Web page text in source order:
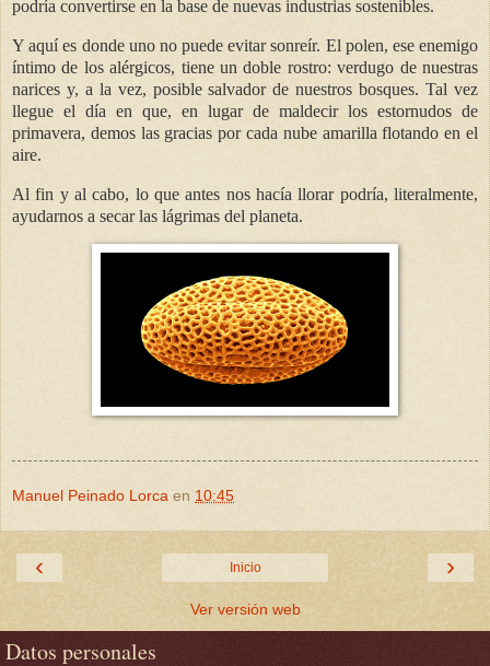
podría convertirse en la base de nuevas industrias sostenibles.
Y aquí es donde uno no puede evitar sonreír. El polen, ese enemigo
íntimo de los alérgicos, tiene un doble rostro: verdugo de nuestras
narices y, a la vez, posible salvador de nuestros bosques. Tal vez
llegue el día en que, en lugar de maldecir los estornudos de
primavera, demos las gracias por cada nube amarilla flotando en el
aire.
Al fin y al cabo, lo que antes nos hacía llorar podría, literalmente,
ayudarnos a secar las lágrimas del planeta.
Manuel Peinado Lorca en 10:45
‹ ›
Inicio
Ver versión web
Datos personales